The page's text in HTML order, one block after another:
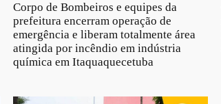
Corpo de Bombeiros e equipes da
prefeitura encerram operação de
emergência e liberam totalmente área
atingida por incêndio em indústria
química em Itaquaquecetuba